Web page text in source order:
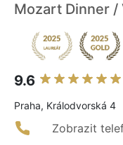
Mozart Dinner /
9.6
Praha, Králodvorská 4
Zobrazit